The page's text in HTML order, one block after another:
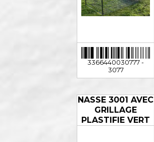
3366440030777 -
3077
NASSE 3001 AVEC
GRILLAGE
PLASTIFIE VERT